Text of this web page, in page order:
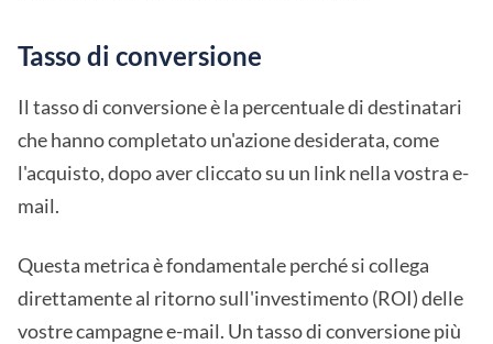
Tasso di conversione
Il tasso di conversione è la percentuale di destinatari
che hanno completato un'azione desiderata, come
l'acquisto, dopo aver cliccato su un link nella vostra e-
mail.
Questa metrica è fondamentale perché si collega
direttamente al ritorno sull'investimento (ROI) delle
vostre campagne e-mail. Un tasso di conversione più